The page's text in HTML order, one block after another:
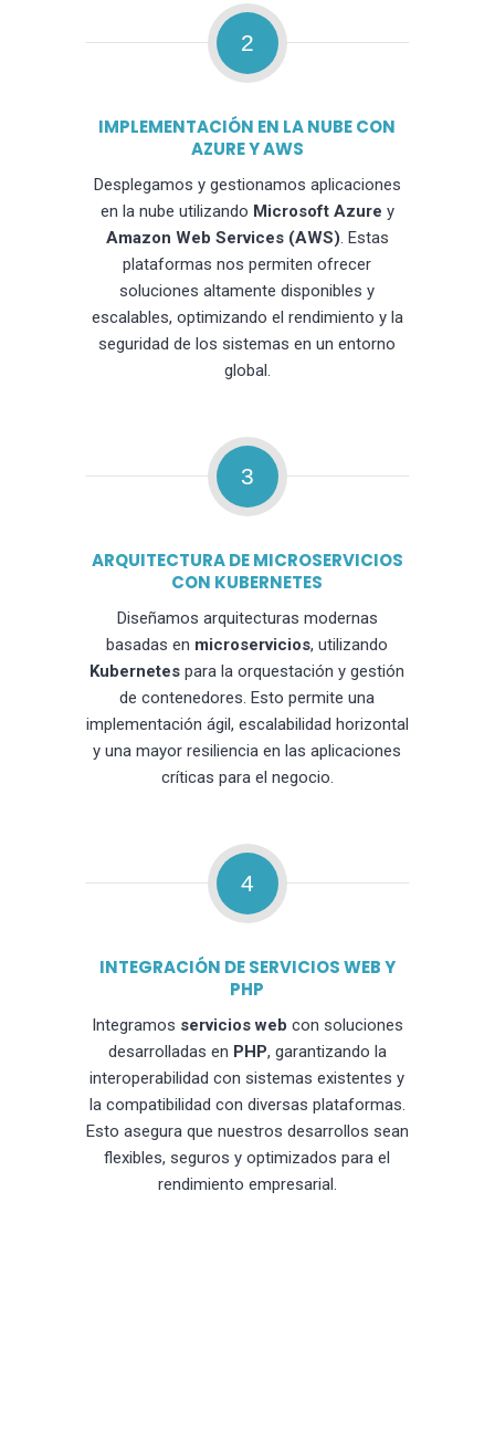
2
IMPLEMENTACIÓN EN LA NUBE CON
AZURE Y AWS
Desplegamos y gestionamos aplicaciones
en la nube utilizando Microsoft Azure y
Amazon Web Services (AWS). Estas
plataformas nos permiten ofrecer
soluciones altamente disponibles y
escalables, optimizando el rendimiento y la
seguridad de los sistemas en un entorno
global.
3
ARQUITECTURA DE MICROSERVICIOS
CON KUBERNETES
Diseñamos arquitecturas modernas
basadas en microservicios, utilizando
Kubernetes para la orquestación y gestión
de contenedores. Esto permite una
implementación ágil, escalabilidad horizontal
y una mayor resiliencia en las aplicaciones
críticas para el negocio.
4
INTEGRACIÓN DE SERVICIOS WEB Y
PHP
Integramos servicios web con soluciones
desarrolladas en PHP, garantizando la
interoperabilidad con sistemas existentes y
la compatibilidad con diversas plataformas.
Esto asegura que nuestros desarrollos sean
flexibles, seguros y optimizados para el
rendimiento empresarial.